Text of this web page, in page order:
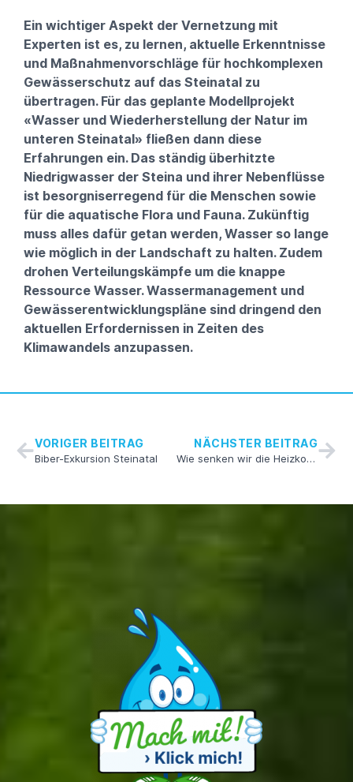
Ein wichtiger Aspekt der Vernetzung mit
Experten ist es, zu lernen, aktuelle Erkenntnisse
und Maßnahmenvorschläge für hochkomplexen
Gewässerschutz auf das Steinatal zu
übertragen. Für das geplante Modellprojekt
«Wasser und Wiederherstellung der Natur im
unteren Steinatal» fließen dann diese
Erfahrungen ein. Das ständig überhitzte
Niedrigwasser der Steina und ihrer Nebenflüsse
ist besorgniserregend für die Menschen sowie
für die aquatische Flora und Fauna. Zukünftig
muss alles dafür getan werden, Wasser so lange
wie möglich in der Landschaft zu halten. Zudem
drohen Verteilungskämpfe um die knappe
Ressource Wasser. Wassermanagement und
Gewässerentwicklungspläne sind dringend den
aktuellen Erfordernissen in Zeiten des
Klimawandels anzupassen.
VORIGER BEITRAG
Biber-Exkursion Steinatal
NÄCHSTER BEITRAG
Wie senken wir die Heizkosten?